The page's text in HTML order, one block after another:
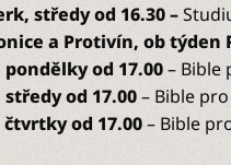
středy od 16.30 –
a Protivín, ob týden
pondělky od 17.00– Bible
středy od 17.00– Bible
čtvrtky od 17.00– Bible